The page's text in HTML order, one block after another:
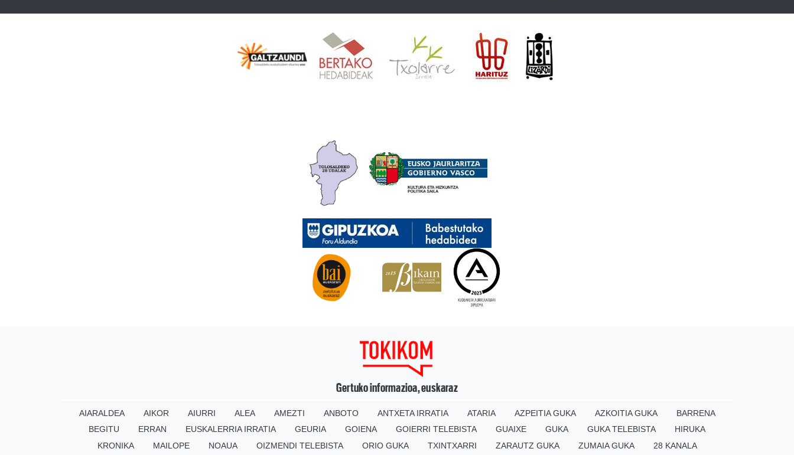
Gertuko informazioa, euskaraz
AIARALDEA AIKOR AIURRI ALEA AMEZTI ANBOTO ANTXETA IRRATIA ATARIA AZPEITIA GUKA AZKOITIA GUKA
BARRENA
BEGITU
ERRAN EUSKALERRIA IRRATIA GEURIA GOIENA GOIERRI TELEBISTA GUAIXE GUKA GUKA TELEBISTA
HIRUKA
KRONIKA
MAILOPE NOAUA OIZMENDI TELEBISTA ORIO GUKA TXINTXARRI ZARAUTZ GUKA ZUMAIA GUKA 28 KANALA